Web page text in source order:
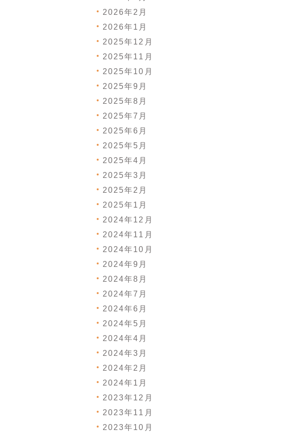
2026年2月
2026年1月
2025年12月
2025年11月
2025年10月
2025年9月
2025年8月
2025年7月
2025年6月
2025年5月
2025年4月
2025年3月
2025年2月
2025年1月
2024年12月
2024年11月
2024年10月
2024年9月
2024年8月
2024年7月
2024年6月
2024年5月
2024年4月
2024年3月
2024年2月
2024年1月
2023年12月
2023年11月
2023年10月